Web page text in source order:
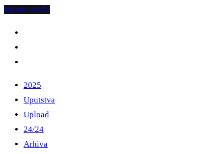
Spisak crtača
2025
Uputstva
Upload
24/24
Arhiva